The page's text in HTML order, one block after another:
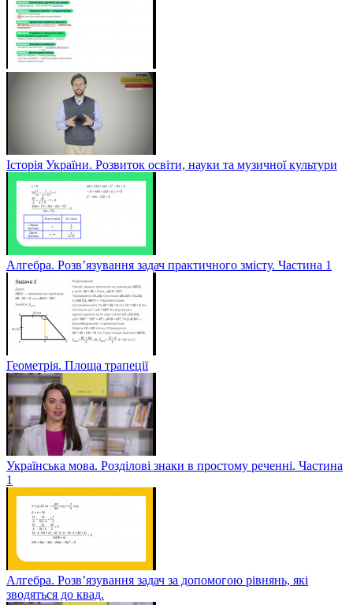
Історія України. Розвиток освіти, науки та музичної культури
Алгебра. Розв’язування задач практичного змісту. Частина 1
Геометрія. Площа трапеції
Українська мова. Розділові знаки в простому реченні. Частина
1
Алгебра. Розв’язування задач за допомогою рівнянь, які
зводяться до квад.